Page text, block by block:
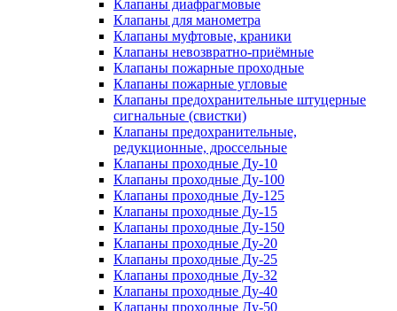
Клапаны диафрагмовые
Клапаны для манометра
Клапаны муфтовые, краники
Клапаны невозвратно-приёмные
Клапаны пожарные проходные
Клапаны пожарные угловые
Клапаны предохранительные штуцерные
сигнальные (свистки)
Клапаны предохранительные,
редукционные, дроссельные
Клапаны проходные Ду-10
Клапаны проходные Ду-100
Клапаны проходные Ду-125
Клапаны проходные Ду-15
Клапаны проходные Ду-150
Клапаны проходные Ду-20
Клапаны проходные Ду-25
Клапаны проходные Ду-32
Клапаны проходные Ду-40
Клапаны проходные Ду-50